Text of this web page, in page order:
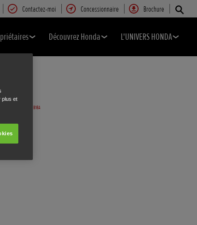
Contactez-moi Concessionnaire Brochure
Découvrez Honda L'UNIVERS HONDA
plus et